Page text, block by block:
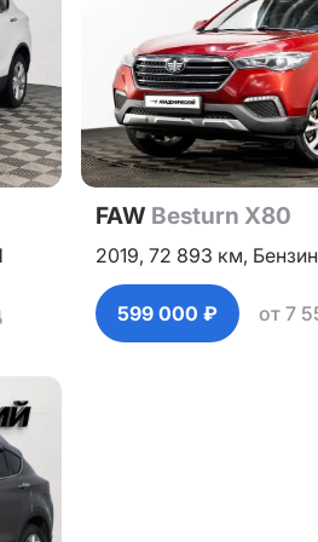
FAW Besturn X80
2019, 72 893 км,
599 000 ₽ от 7